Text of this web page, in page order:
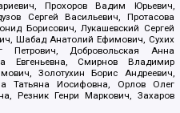
Прохоров Вадим Юрьевич,
Сергей Васильевич, Протасова
Борисович, Лукашевский Сергей
Шабад Анатолий Ефимович, Сухих
Добровольская Анна
Евгеньевна, Смирнов Владимир
Золотухин Борис Андреевич,
Татьяна Иосифовна, Орлов Олег
Резник Генри Маркович, Захаров